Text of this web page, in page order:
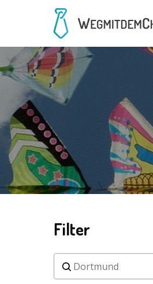
Filter